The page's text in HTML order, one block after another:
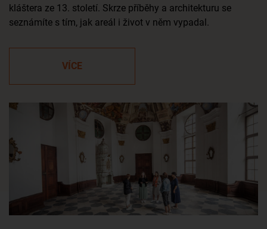
kláštera ze 13. století. Skrze příběhy a architekturu se
seznámíte s tím, jak areál i život v něm vypadal.
VÍCE